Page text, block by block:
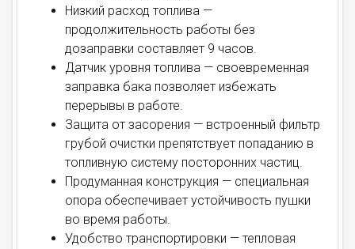
Низкий расход топлива —
продолжительность работы без
дозаправки составляет 9 часов.
Датчик уровня топлива — своевременная
заправка бака позволяет избежать
перерывы в работе.
Защита от засорения — встроенный фильтр
грубой очистки препятствует попаданию в
топливную систему посторонних частиц.
Продуманная конструкция — специальная
опора обеспечивает устойчивость пушки
во время работы.
Удобство транспортировки — тепловая